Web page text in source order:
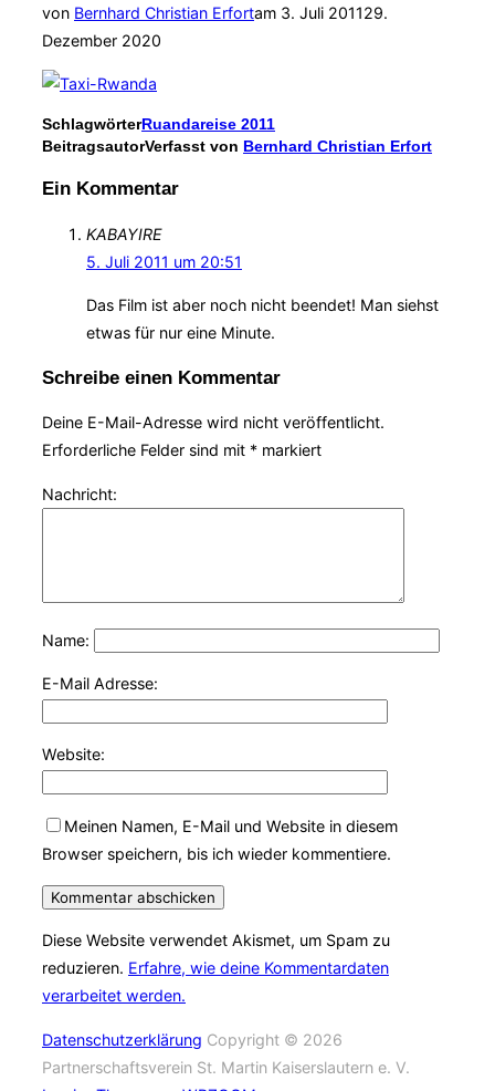
von Bernhard Christian Erfortam Veröffentlicht
3. Juli 201129.
Dezember 2020
SchlagwörterRuandareise 2011
BeitragsautorVerfasst von Bernhard Christian Erfort
Ein Kommentar
KABAYIRE
5. Juli 2011 um 20:51
Das Film ist aber noch nicht beendet! Man siehst
etwas für nur eine Minute.
Schreibe einen Kommentar
Deine E-Mail-Adresse wird nicht veröffentlicht.
Erforderliche Felder sind mit * markiert
Nachricht:
Name:
E-Mail Adresse:
Website:
Meinen Namen, E-Mail und Website in diesem
Browser speichern, bis ich wieder kommentiere.
Diese Website verwendet Akismet, um Spam zu
reduzieren. Erfahre, wie deine Kommentardaten
verarbeitet werden.
Datenschutzerklärung Copyright © 2026
Partnerschaftsverein St. Martin Kaiserslautern e. V.